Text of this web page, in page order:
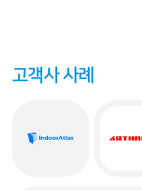
고객사 사례